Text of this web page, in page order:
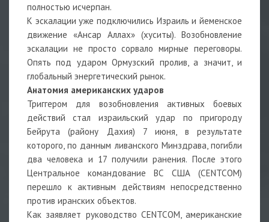
полностью исчерпан.
К эскалации уже подключились Израиль и йеменское
движение «Ансар Аллах» (хуситы). Возобновление
эскалации не просто сорвало мирные переговоры.
Опять под ударом Ормузский пролив, а значит, и
глобальный энергетический рынок.
Анатомия американских ударов
Триггером для возобновления активных боевых
действий стал израильский удар по пригороду
Бейрута (району Дахия) 7 июня, в результате
которого, по данным ливанского Минздрава, погибли
два человека и 17 получили ранения. После этого
Центральное командование ВС США (CENTCOM)
перешло к активным действиям непосредственно
против иранских объектов.
Как заявляет руководство CENTCOM, американские